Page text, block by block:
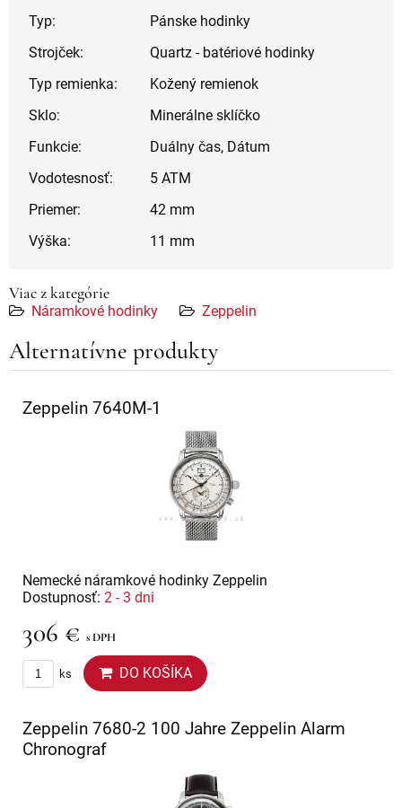
Typ:
Pánske hodinky
Strojček:
Quartz - batériové hodinky
Typ remienka:
Kožený remienok
Sklo:
Minerálne sklíčko
Funkcie:
Duálny čas, Dátum
Vodotesnosť:
5 ATM
Priemer:
42 mm
Výška:
11 mm
Viac z kategórie
Náramkové hodinky Zeppelin
Alternatívne produkty
Zeppelin 7640M-1
Nemecké náramkové hodinky Zeppelin
Dostupnosť: 2 - 3 dni
306 € s DPH
ks DO KOŠÍKA
Zeppelin 7680-2 100 Jahre Zeppelin Alarm
Chronograf